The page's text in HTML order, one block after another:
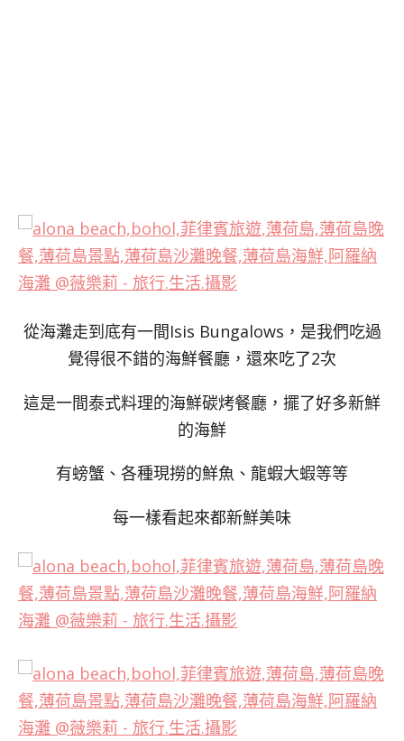
從海灘走到底有一間Isis Bungalows，是我們吃過
覺得很不錯的海鮮餐廳，還來吃了2次
這是一間泰式料理的海鮮碳烤餐廳，擺了好多新鮮
的海鮮
有螃蟹、各種現撈的鮮魚、龍蝦大蝦等等
每一樣看起來都新鮮美味